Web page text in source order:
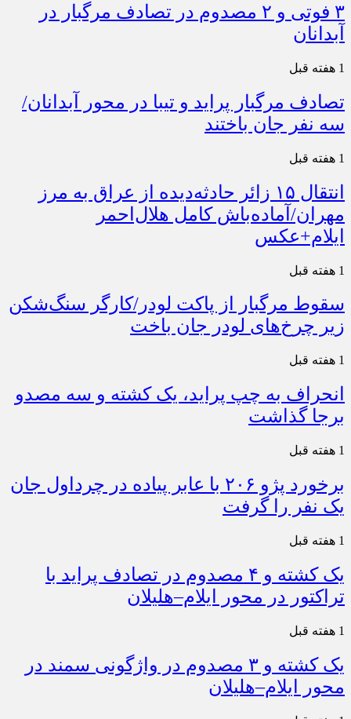
۳ فوتی و ۲ مصدوم در تصادف مرگبار در
آبدانان
1 هفته قبل
تصادف مرگبار پراید و تیبا در محور آبدانان/
سه نفر جان باختند
1 هفته قبل
انتقال ۱۵ زائر حادثه‌دیده از عراق به مرز
مهران/آماده‌باش کامل هلال‌احمر
ایلام+عکس
1 هفته قبل
سقوط مرگبار از پاکت لودر/کارگر سنگ‌شکن
زیر چرخ‌های لودر جان باخت
1 هفته قبل
انحراف به چپ پراید، یک کشته و سه مصدو
برجا گذاشت
1 هفته قبل
برخورد پژو ۲۰۶ با عابر پیاده در چرداول جان
یک نفر را گرفت
1 هفته قبل
یک کشته و ۴ مصدوم در تصادف پراید با
تراکتور در محور ایلام–هلیلان
1 هفته قبل
یک کشته و ۳ مصدوم در واژگونی سمند در
محور ایلام–هلیلان